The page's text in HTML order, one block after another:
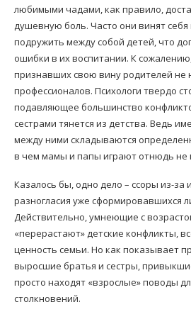
любимыми чадами, как правило,
душевную боль. Часто они винят себя
подружить между собой детей, что
ошибки в их воспитании. К
признавших свою вину родителей не
профессионалов. Психологи твердо
подавляющее большинство
сестрами тянется из детства. Ведь
между ними складываются
в чем мамы и папы играют отнюдь не
Казалось бы, одно дело – ссоры из-за
разногласия уже сформировавшихся
Действительно, умнеющие с
«перерастают» детские конфликты,
ценность семьи. Но как показывает
выросшие братья и сестры,
просто находят «взрослые» поводы
столкновений.